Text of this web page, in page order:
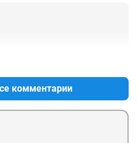
комментарии